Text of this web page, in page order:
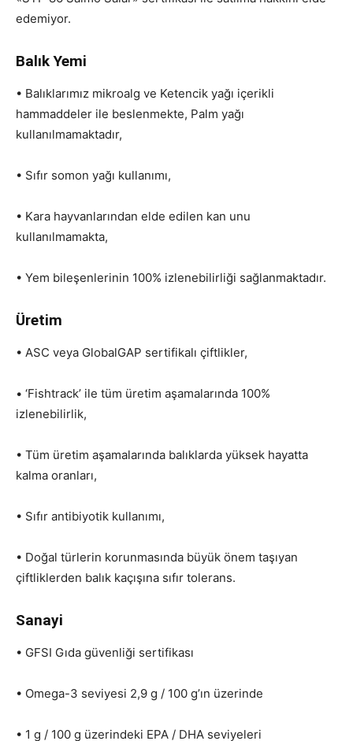
edemiyor.
Balık Yemi
• Balıklarımız mikroalg ve Ketencik yağı içerikli
hammaddeler ile beslenmekte, Palm yağı
kullanılmamaktadır,
• Sıfır somon yağı kullanımı,
• Kara hayvanlarından elde edilen kan unu
kullanılmamakta,
• Yem bileşenlerinin 100% izlenebilirliği sağlanmaktadır.
Üretim
• ASC veya GlobalGAP sertifikalı çiftlikler,
• ‘Fishtrack’ ile tüm üretim aşamalarında 100%
izlenebilirlik,
• Tüm üretim aşamalarında balıklarda yüksek hayatta
kalma oranları,
• Sıfır antibiyotik kullanımı,
• Doğal türlerin korunmasında büyük önem taşıyan
çiftliklerden balık kaçışına sıfır tolerans.
Sanayi
• GFSI Gıda güvenliği sertifikası
• Omega-3 seviyesi 2,9 g / 100 g’ın üzerinde
• 1 g / 100 g üzerindeki EPA / DHA seviyeleri